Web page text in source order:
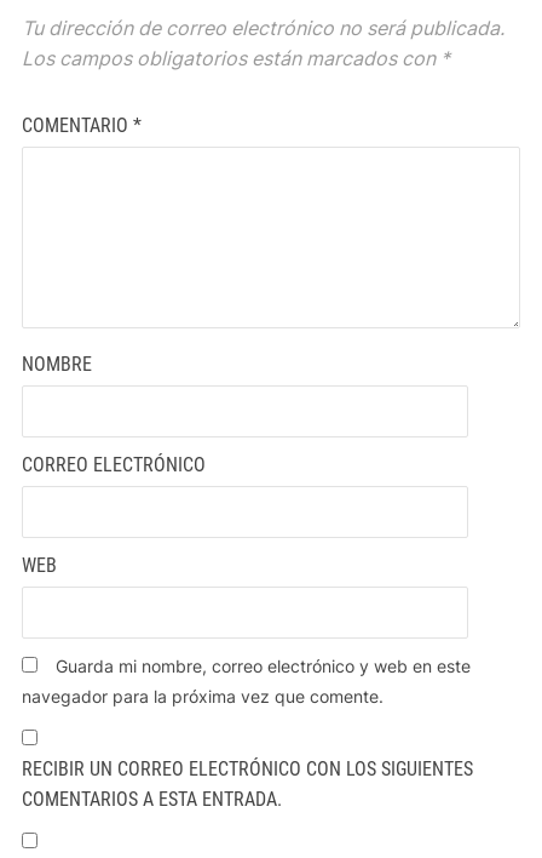
Tu dirección de correo electrónico no será publicada.
Los campos obligatorios están marcados con *
COMENTARIO *
NOMBRE
CORREO ELECTRÓNICO
WEB
Guarda mi nombre, correo electrónico y web en este
navegador para la próxima vez que comente.
RECIBIR UN CORREO ELECTRÓNICO CON LOS SIGUIENTES
COMENTARIOS A ESTA ENTRADA.